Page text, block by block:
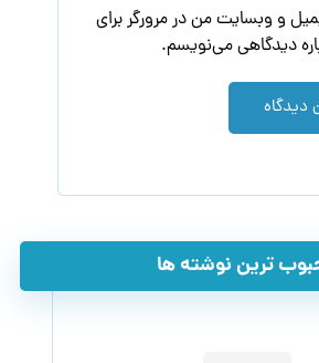
و وبسایت من در مرورگر برای
دیدگاهی می‌نویسم.
دیدگاه
ترین نوشته ها